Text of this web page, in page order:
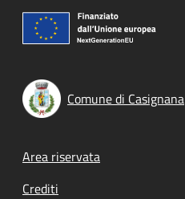
Comune di Casignana
Footer menu
Area riservata
Crediti